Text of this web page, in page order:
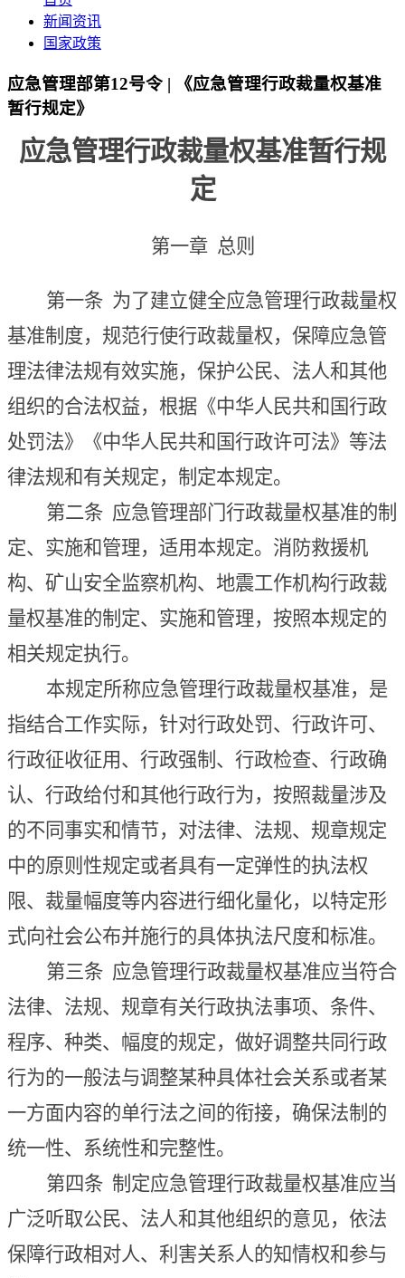
新闻资讯
国家政策
应急管理部第12号令 | 《应急管理行政裁量权基准
暂行规定》
应急管理行政裁量权基准暂行规
定
第一章 总则
第一条 为了建立健全应急管理行政裁量权
基准制度，规范行使行政裁量权，保障应急管
理法律法规有效实施，保护公民、法人和其他
组织的合法权益，根据《中华人民共和国行政
处罚法》《中华人民共和国行政许可法》等法
律法规和有关规定，制定本规定。
第二条应急管理部门行政裁量权基准的制
定、实施和管理，适用本规定。消防救援机
构、矿山安全监察机构、地震工作机构行政裁
量权基准的制定、实施和管理，按照本规定的
相关规定执行。
本规定所称应急管理行政裁量权基准，是
指结合工作实际，针对行政处罚、行政许可、
行政征收征用、行政强制、行政检查、行政确
认、行政给付和其他行政行为，按照裁量涉及
的不同事实和情节，对法律、法规、规章规定
中的原则性规定或者具有一定弹性的执法权
限、裁量幅度等内容进行细化量化，以特定形
式向社会公布并施行的具体执法尺度和标准。
第三条应急管理行政裁量权基准应当符合
法律、法规、规章有关行政执法事项、条件、
程序、种类、幅度的规定，做好调整共同行政
行为的一般法与调整某种具体社会关系或者某
一方面内容的单行法之间的衔接，确保法制的
统一性、系统性和完整性。
第四条制定应急管理行政裁量权基准应当
广泛听取公民、法人和其他组织的意见，依法
保障行政相对人、利害关系人的知情权和参与